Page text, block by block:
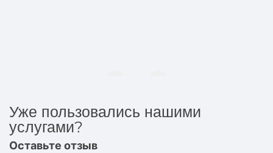
Уже пользовались нашими
услугами?
Оставьте отзыв